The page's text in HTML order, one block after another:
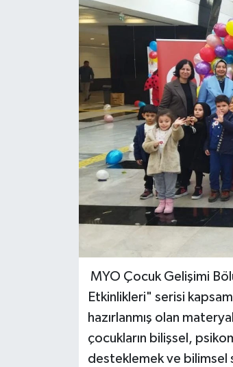
MYO Çocuk Gelişimi
Etkinlikleri" serisi
hazırlanmış olan
çocukların bilişsel,
desteklemek ve bilimsel